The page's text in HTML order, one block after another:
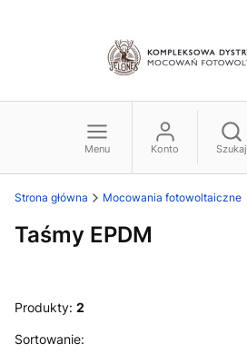
Menu Konto Szukaj
Strona główna Mocowania fotowoltaiczne
Taśmy EPDM
Produkty: 2
Lista produktów
Sortowanie: